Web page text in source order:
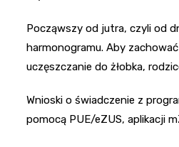
Począwszy od jutra, czyli od
harmonogramu. Aby
uczęszczanie do żłobka,
Wnioski o świadczenie z
pomocą PUE/eZUS, aplikacji